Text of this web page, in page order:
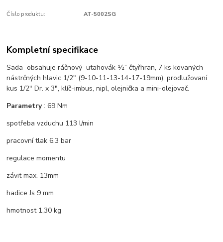
Číslo produktu: AT-5002SG
Kompletní specifikace
Sada obsahuje ráčnový utahovák ½“ čtyřhran, 7 ks kovaných
nástrčných hlavic 1/2" (9-10-11-13-14-17-19mm), prodlužovaní
kus 1/2" Dr. x 3", klíč-imbus, nipl, olejnička a mini-olejovač.
Parametry: 69 Nm
spotřeba vzduchu 113 l/min
pracovní tlak 6,3 bar
regulace momentu
závit max. 13mm
hadice Js 9 mm
hmotnost 1,30 kg